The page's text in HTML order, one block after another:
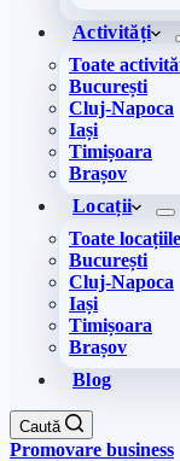
Activități
Toate
București
Cluj-Napoca
Iași
Timișoara
Brașov
Locații
Toate locațiile
București
Cluj-Napoca
Iași
Timișoara
Brașov
Blog
Caută
Promovare business